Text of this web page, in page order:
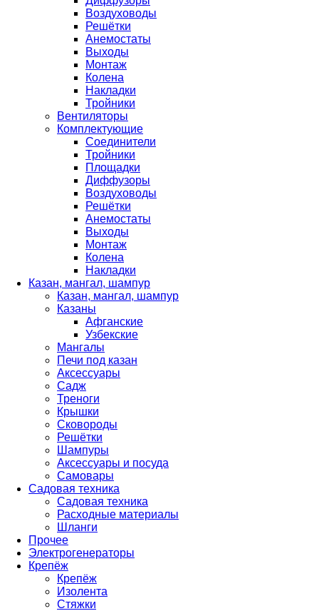
Воздуховоды
Решётки
Анемостаты
Выходы
Монтаж
Колена
Накладки
Тройники
Вентиляторы
Комплектующие
Соединители
Тройники
Площадки
Диффузоры
Воздуховоды
Решётки
Анемостаты
Выходы
Монтаж
Колена
Накладки
Казан, мангал, шампур
Казан, мангал, шампур
Казаны
Афганские
Узбекские
Мангалы
Печи под казан
Аксессуары
Садж
Треноги
Крышки
Сковороды
Решётки
Шампуры
Аксессуары и посуда
Самовары
Садовая техника
Садовая техника
Расходные материалы
Шланги
Прочее
Электрогенераторы
Крепёж
Крепёж
Изолента
Стяжки